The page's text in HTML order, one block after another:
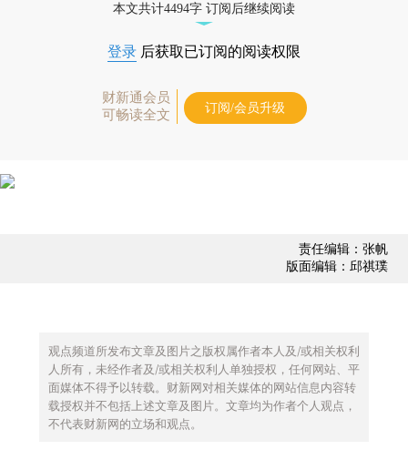
本文共计4494字 订阅后继续阅读
登录 后获取已订阅的阅读权限
财新通会员
可畅读全文
订阅/会员升级
责任编辑：张帆
版面编辑：邱祺璞
观点频道所发布文章及图片之版权属作者本人及/或相关权利
人所有，未经作者及/或相关权利人单独授权，任何网站、平
面媒体不得予以转载。财新网对相关媒体的网站信息内容转
载授权并不包括上述文章及图片。文章均为作者个人观点，
不代表财新网的立场和观点。